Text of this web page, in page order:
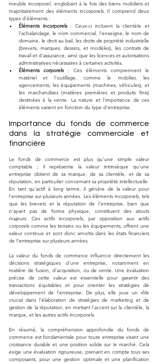
meuble incorporel, englobant à la fois des biens mobiliers et
majoritairement des éléments incorporels. Il comprend deux
types d'éléments :
Éléments incorporels : Ceux-ci incluent la clientèle et
l'achalandage, le nom commercial, l'enseigne, le nom de
domaine, le droit au bail, les droits de propriété industrielle
(brevets, marques, dessins, et modèles), les contrats de
travail et d'assurance, ainsi que les licences et autorisations
administratives nécessaires à certaines activités​​.
Éléments corporels : Ces éléments comprennent le
matériel et l'outillage, comme le mobilier, les
agencements, les équipements (machines, véhicules), et
les marchandises (matières premières et produits finis)
destinées à la vente. La nature et l'importance de ces
éléments varient en fonction du type d'entreprise​​.
Importance du fonds de commerce
dans la stratégie commerciale et
financière
Le fonds de commerce est plus qu'une simple valeur
comptable ; il représente la valeur intrinsèque qu'une
entreprise obtient de sa marque, de sa clientèle, et de sa
réputation, en particulier concernant sa propriété intellectuelle.
En tant qu'actif à long terme, il génère de la valeur pour
l'entreprise sur plusieurs années. Les éléments incorporels, tels
que les brevets et la réputation de l'entreprise, bien que
n'ayant pas de forme physique, constituent des atouts
majeurs. Ces actifs incorporels, par opposition aux actifs
corporels comme les terrains ou les équipements, offrent une
valeur continue et sont donc amortis dans les états financiers
de l'entreprise sur plusieurs années​​.
La valeur du fonds de commerce influence directement les
décisions stratégiques d'une entreprise, notamment en
matière de fusion, d'acquisition, ou de vente. Une évaluation
précise de cette valeur est essentielle pour garantir des
transactions équitables et pour orienter les stratégies de
développement de l'entreprise. De plus, elle joue un rôle
crucial dans l'élaboration de stratégies de marketing et de
gestion de la réputation, en mettant l'accent sur la clientèle, la
marque, et les autres actifs incorporels.
En résumé, la compréhension approfondie du fonds de
commerce est fondamentale pour toute entreprise visant une
croissance durable et une position solide sur le marché. Cela
exige une évaluation rigoureuse, prenant en compte tous ses
composants, pour une gestion optimale et une planification